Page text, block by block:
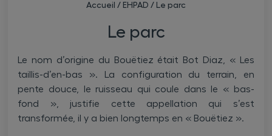
Accueil / EHPAD / Le parc
Le parc
Le nom d’origine du Bouëtiez était Bot Diaz, « Les
taillis-d’en-bas ». La configuration du terrain, en
pente douce, le ruisseau qui coule dans le « bas-
fond », justifie cette appellation qui s’est
transformée, il y a bien longtemps en « Bouëtiez ».